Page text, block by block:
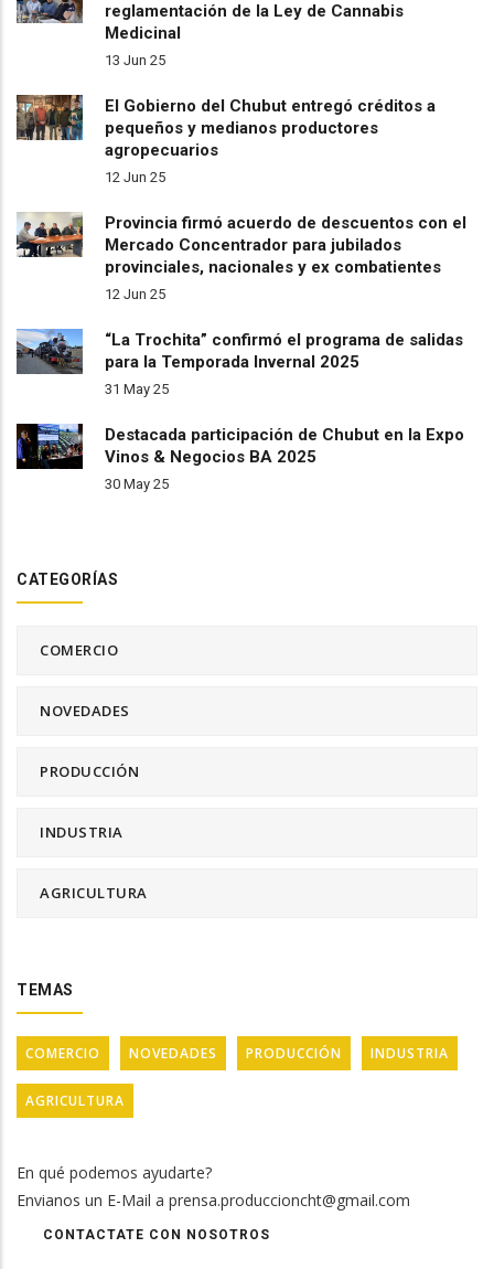
reglamentación de la Ley de Cannabis
Medicinal
13 Jun 25
El Gobierno del Chubut entregó créditos a
pequeños y medianos productores
agropecuarios
12 Jun 25
Provincia firmó acuerdo de descuentos con el
Mercado Concentrador para jubilados
provinciales, nacionales y ex combatientes
12 Jun 25
“La Trochita” confirmó el programa de salidas
para la Temporada Invernal 2025
31 May 25
Destacada participación de Chubut en la Expo
Vinos & Negocios BA 2025
30 May 25
CATEGORÍAS
COMERCIO
NOVEDADES
PRODUCCIÓN
INDUSTRIA
AGRICULTURA
TEMAS
COMERCIO NOVEDADES PRODUCCIÓN INDUSTRIA
AGRICULTURA
En qué podemos ayudarte?
Envianos un E-Mail a prensa.produccioncht@gmail.com
CONTACTATE CON NOSOTROS